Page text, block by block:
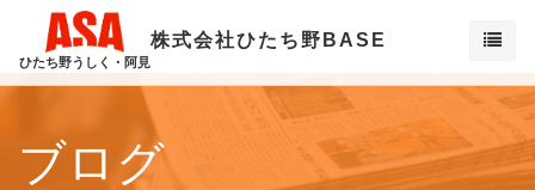
ひたち野うしく・阿見
株式会社ひたち野BASE
ブログ